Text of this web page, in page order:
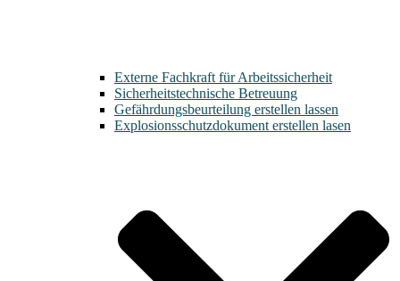
Externe Fachkraft für Arbeitssicherheit
Sicherheitstechnische Betreuung
Gefährdungsbeurteilung erstellen lassen
Explosionsschutzdokument erstellen lasen